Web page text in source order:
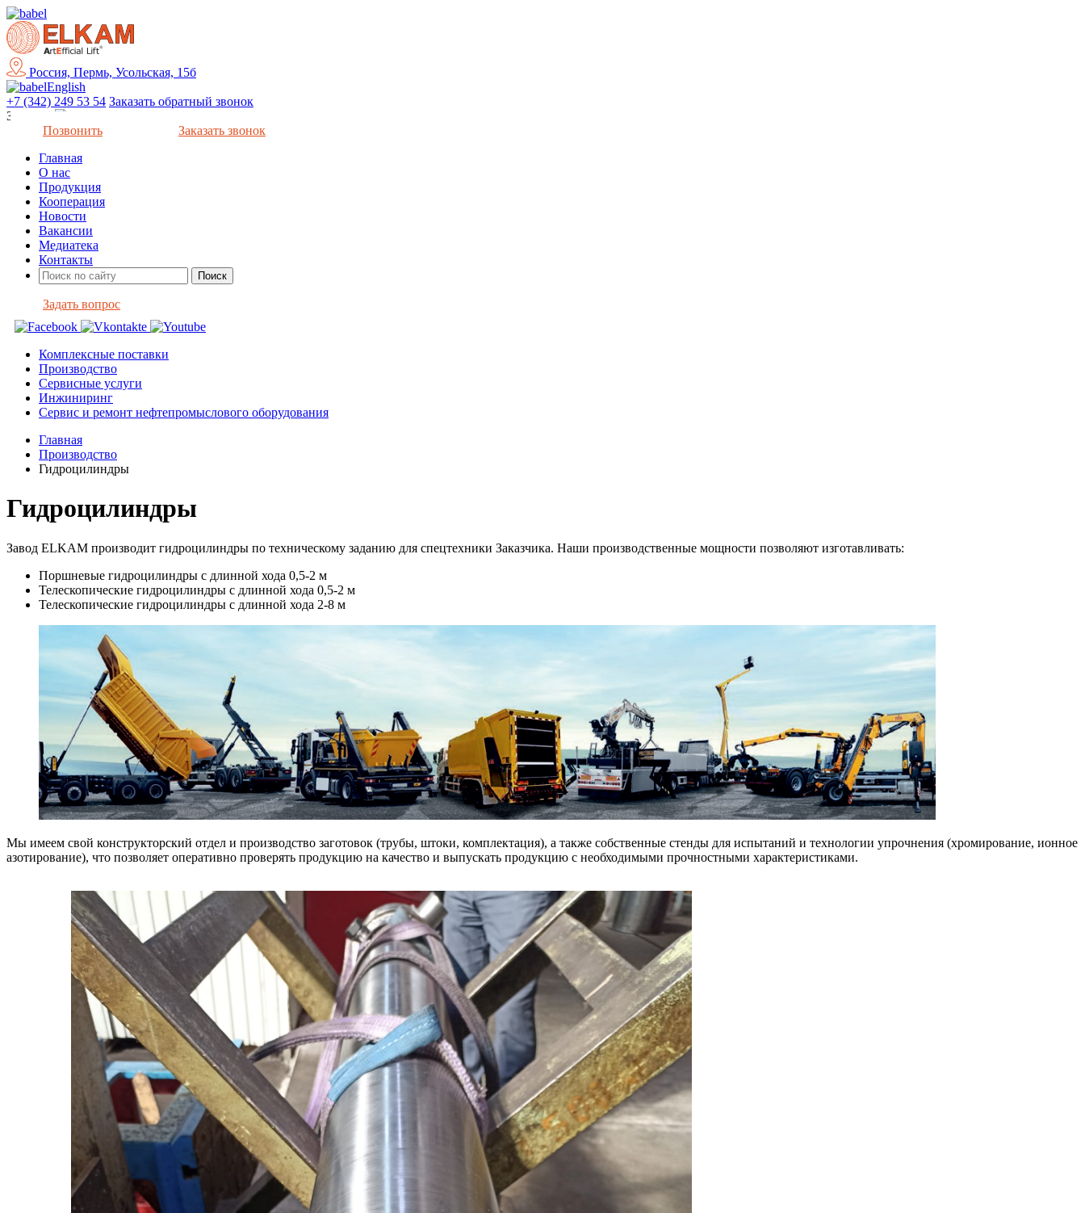
Россия, Пермь, Усольская, 15б
English
+7 (342) 249 53 54 Заказать обратный звонок
Закрыть
Позвонить
Заказать звонок
Главная
О нас
Продукция
Кооперация
Новости
Вакансии
Медиатека
Контакты
Задать вопрос
Комплексные поставки
Производство
Сервисные услуги
Инжиниринг
Сервис и ремонт нефтепромыслового оборудования
Главная
Производство
Гидроцилиндры
Гидроцилиндры
Завод ELKAM производит гидроцилиндры по техническому заданию для спецтехники Заказчика. Наши производственные мощности позволяют изготавливать:
Поршневые гидроцилиндры с длинной хода 0,5-2 м
Телескопические гидроцилиндры с длинной хода 0,5-2 м
Телескопические гидроцилиндры с длинной хода 2-8 м
Мы имеем свой конструкторский отдел и производство заготовок (трубы, штоки, комплектация), а также собственные стенды для испытаний и технологии упрочнения (хромирование, ионное
азотирование), что позволяет оперативно проверять продукцию на качество и выпускать продукцию с необходимыми прочностными характеристиками.